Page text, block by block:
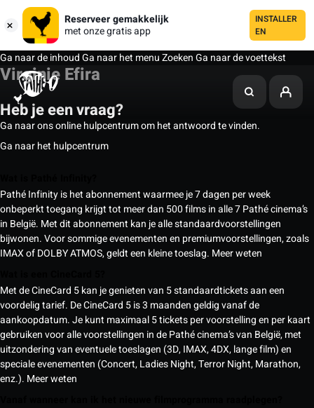
Reserveer gemakkelijk
met onze gratis app
INSTALLER
EN
Ga naar de inhoudGa naar het menuZoekenGa naar de voettekst
Virginie Efira
Heb je een vraag?
Ga naar ons online hulpcentrum om het antwoord te vinden.
Ga naar het hulpcentrum
Pathé Infinity is het abonnement waarmee je 7 dagen per week
onbeperkt toegang krijgt tot meer dan 500 films in alle 7 Pathé cinema’s
in België. Met dit abonnement kan je alle standaardvoorstellingen
bijwonen. Voor sommige evenementen en premiumvoorstellingen, zoals
IMAX of DOLBY ATMOS, geldt een kleine toeslag. Meer weten
Met de CineCard 5 kan je genieten van 5 standaardtickets aan een
voordelig tarief. De CineCard 5 is 3 maanden geldig vanaf de
aankoopdatum. Je kunt maximaal 5 tickets per voorstelling en per kaart
gebruiken voor alle voorstellingen in de Pathé cinema’s van België, met
uitzondering van eventuele toeslagen (3D, IMAX, 4DX, lange film) en
speciale evenementen (Concert, Ladies Night, Terror Night, Marathon,
enz.). Meer weten